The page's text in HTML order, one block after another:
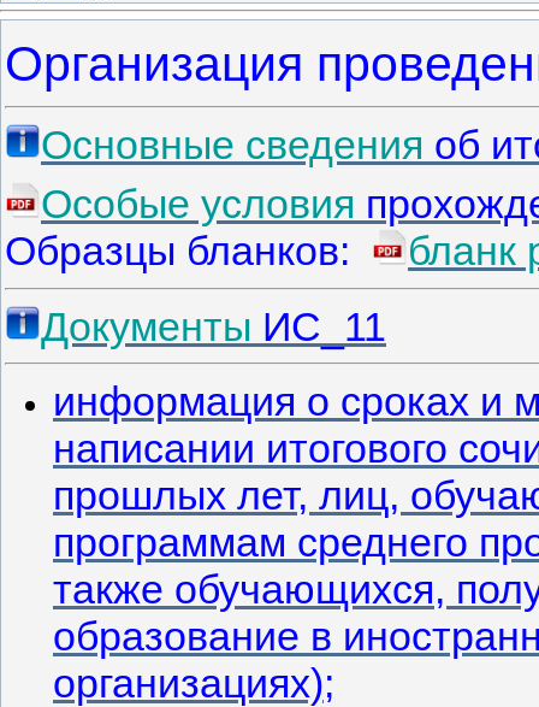
Организация
Основные сведения об
Особые условия
Образцы бланков:
бланк
Документы ИС_11
информация о сроках и
написании итогового
прошлых лет, лиц,
программам среднего
также обучающихся,
образование в
организациях);